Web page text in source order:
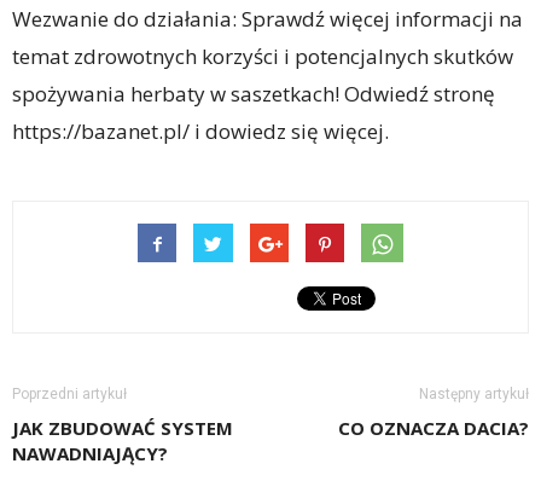
Wezwanie do działania: Sprawdź więcej informacji na
temat zdrowotnych korzyści i potencjalnych skutków
spożywania herbaty w saszetkach! Odwiedź stronę
https://bazanet.pl/ i dowiedz się więcej.
Poprzedni artykuł
JAK ZBUDOWAĆ SYSTEM
NAWADNIAJĄCY?
Następny artykuł
CO OZNACZA DACIA?